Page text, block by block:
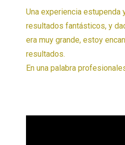
Una experiencia estupenda
resultados fantásticos, y
era muy grande, estoy
resultados.
En una palabra